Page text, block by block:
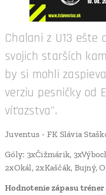
Chalani z U13 ešte
svojich starších
by si mohli
verziu pesničky od
víťazstva".
Juventus - FK Slávia
Góly: 3xČižmárik,
2xOkál, 2xKaščák, Bujný,
Hodnotenie zápasu